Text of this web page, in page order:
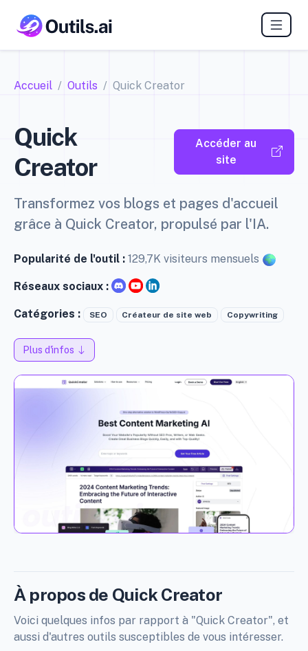
Accueil Outils Quick Creator
Quick
Creator
Accéder au
site
Transformez vos blogs et pages d'accueil
grâce à Quick Creator, propulsé par l'IA.
Popularité de l'outil : 129,7K visiteurs mensuels
Réseaux sociaux :
Catégories : SEO Créateur de site web Copywriting
Plus d'infos
À propos de Quick Creator
Voici quelques infos par rapport à "Quick Creator", et
aussi d'autres outils susceptibles de vous intéresser.